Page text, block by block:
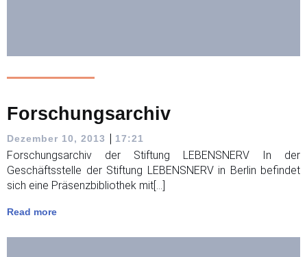
Forschungsarchiv
Dezember 10, 2013 | 17:21
Forschungsarchiv der Stiftung LEBENSNERV In der
Geschäftsstelle der Stiftung LEBENSNERV in Berlin befindet
sich eine Präsenzbibliothek mit[…]
Read more